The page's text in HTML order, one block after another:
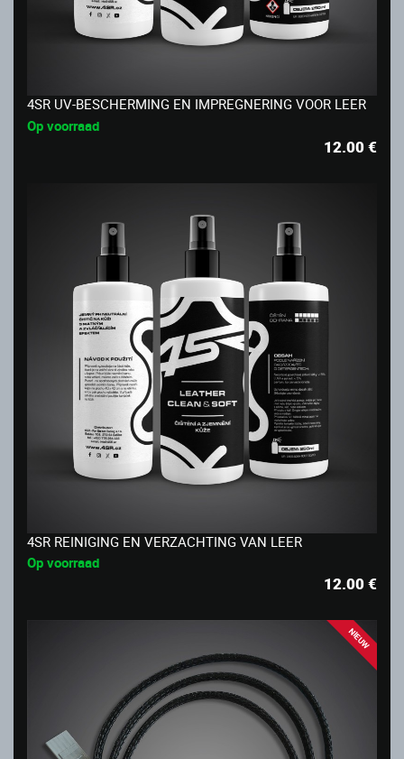
4SR UV-BESCHERMING EN IMPREGNERING VOOR LEER
Op voorraad
12.00€
4SR REINIGING EN VERZACHTING VAN LEER
Op voorraad
12.00€
NIEUW